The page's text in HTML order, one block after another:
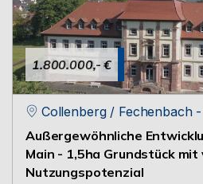
1.800.000,- €
Collenberg / Fechenbach
Außergewöhnliche
Main - 1,5ha Grundstück
Nutzungspotenzial